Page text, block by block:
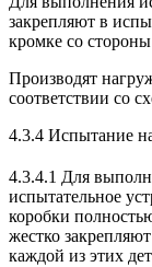
закрепляют в
кромке со
Производят
соответствии со
4.3.4 Испытание
4.3.4.1 Для
испытательное
коробки
жестко
каждой из этих